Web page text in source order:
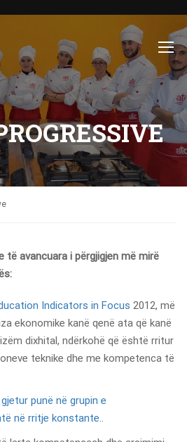
avancuara i përgjigjen më mirë
Indicators in Focus 2012, më
ekonomike kanë qenë ata që kanë
dixhital, ndërkohë që është rritur
teknike dhe me kompetenca të
punë në grupin e
në rritje konstante..